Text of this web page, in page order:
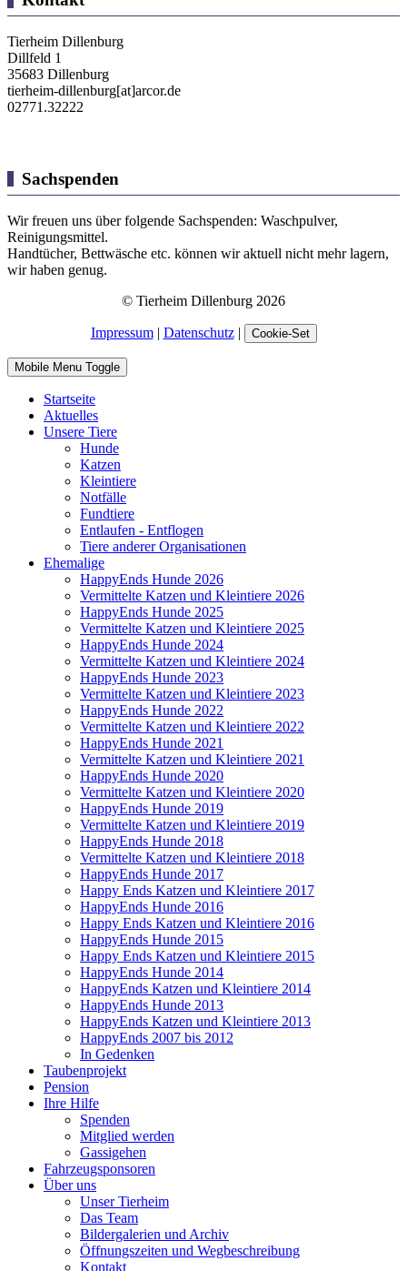
Tierheim Dillenburg
Dillfeld 1
35683 Dillenburg
tierheim-dillenburg[at]arcor.de
02771.32222
Sachspenden
Wir freuen uns über folgende Sachspenden: Waschpulver,
Reinigungsmittel.
Handtücher, Bettwäsche etc. können wir aktuell nicht mehr lagern,
wir haben genug.
© Tierheim Dillenburg 2026
Impressum| Datenschutz| Cookie-Set
Mobile Menu Toggle
Startseite
Aktuelles
Unsere Tiere
Hunde
Katzen
Kleintiere
Notfälle
Fundtiere
Entlaufen - Entflogen
Tiere anderer Organisationen
Ehemalige
HappyEnds Hunde 2026
Vermittelte Katzen und Kleintiere 2026
HappyEnds Hunde 2025
Vermittelte Katzen und Kleintiere 2025
HappyEnds Hunde 2024
Vermittelte Katzen und Kleintiere 2024
HappyEnds Hunde 2023
Vermittelte Katzen und Kleintiere 2023
HappyEnds Hunde 2022
Vermittelte Katzen und Kleintiere 2022
HappyEnds Hunde 2021
Vermittelte Katzen und Kleintiere 2021
HappyEnds Hunde 2020
Vermittelte Katzen und Kleintiere 2020
HappyEnds Hunde 2019
Vermittelte Katzen und Kleintiere 2019
HappyEnds Hunde 2018
Vermittelte Katzen und Kleintiere 2018
HappyEnds Hunde 2017
Happy Ends Katzen und Kleintiere 2017
HappyEnds Hunde 2016
Happy Ends Katzen und Kleintiere 2016
HappyEnds Hunde 2015
Happy Ends Katzen und Kleintiere 2015
HappyEnds Hunde 2014
HappyEnds Katzen und Kleintiere 2014
HappyEnds Hunde 2013
HappyEnds Katzen und Kleintiere 2013
HappyEnds 2007 bis 2012
In Gedenken
Taubenprojekt
Pension
Ihre Hilfe
Spenden
Mitglied werden
Gassigehen
Fahrzeugsponsoren
Über uns
Unser Tierheim
Das Team
Bildergalerien und Archiv
Öffnungszeiten und Wegbeschreibung
Kontakt